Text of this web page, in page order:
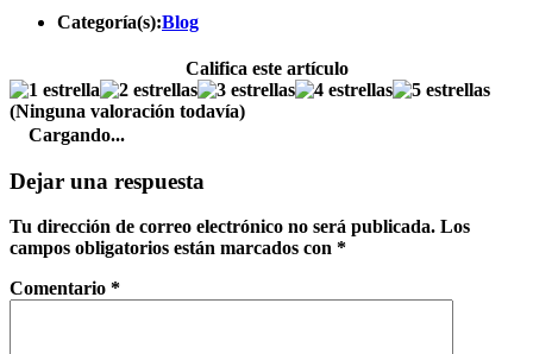
Categoría(s):Blog
Califica este artículo
(Ninguna valoración todavía)
Cargando...
Dejar una respuesta
Tu dirección de correo electrónico no será publicada. Los
campos obligatorios están marcados con *
Comentario *